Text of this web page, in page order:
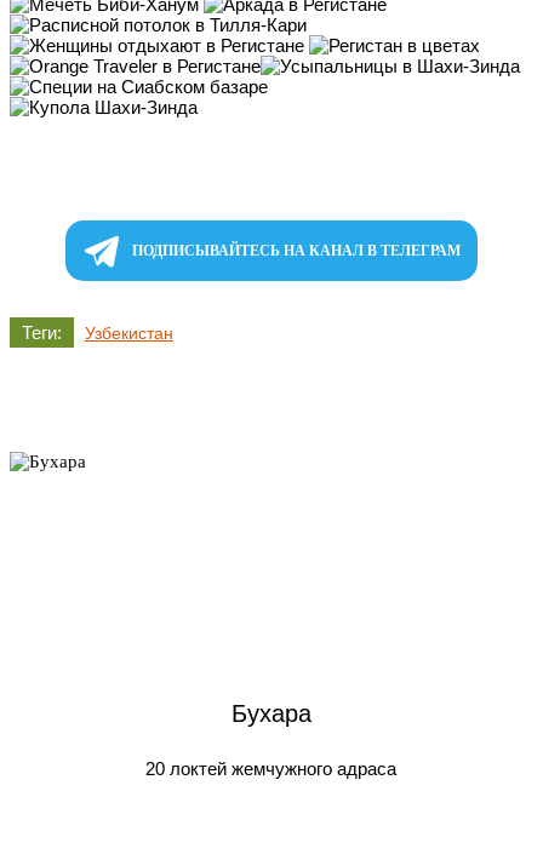
ПОДПИСЫВАЙТЕСЬ НА КАНАЛ В ТЕЛЕГРАМ
Теги: Узбекистан
Бухара
20 локтей жемчужного адраса